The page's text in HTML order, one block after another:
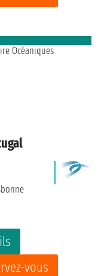
vous